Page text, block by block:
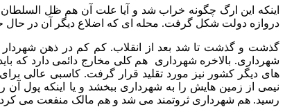
اینکه این ارگ چگونه خراب شد و آیا علت آن هم ظل السلطان
دروازه دولت شکل گرفت. محله ای که اضلاع دیگر آن در
گذشت و گذشت تا شد بعد از انقلاب. کم کم در ذهن شهردار
شهرداری. بالاخره شهرداری هم کلی مخارج دائمی دارد که
های دیگر کشور نیز مورد تقلید قرار گرفت. کاسبی عالی
نیمی از زمین هایش را به شهرداری ببخشد و یا اینکه پول
رسید. هم شهرداری ثروتمند می شد و هم مالک منفعت می کرد